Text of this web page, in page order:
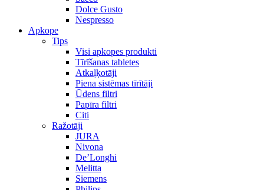
Dolce Gusto
Nespresso
Apkope
Tips
Visi apkopes produkti
Tīrīšanas tabletes
Atkaļķotāji
Piena sistēmas tīrītāji
Ūdens filtri
Papīra filtri
Citi
Ražotāji
JURA
Nivona
De’Longhi
Melitta
Siemens